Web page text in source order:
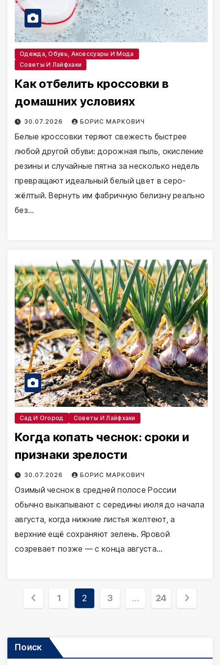
Одежда, Обувь, Аксессуары И Мода
Советы И Лайфхаки
Как отбелить кроссовки в
домашних условиях
30.07.2026 БОРИС МАРКОВИЧ
Белые кроссовки теряют свежесть быстрее
любой другой обуви: дорожная пыль, окисление
резины и случайные пятна за несколько недель
превращают идеальный белый цвет в серо-
жёлтый. Вернуть им фабричную белизну реально
без…
Сад И Огород Советы И Лайфхаки
Когда копать чеснок: сроки и
признаки зрелости
30.07.2026 БОРИС МАРКОВИЧ
Озимый чеснок в средней полосе России
обычно выкапывают с середины июля до начала
августа, когда нижние листья желтеют, а
верхние ещё сохраняют зелень. Яровой
созревает позже — с конца августа…
Пагинация
1 2 3 … 24
Поиск